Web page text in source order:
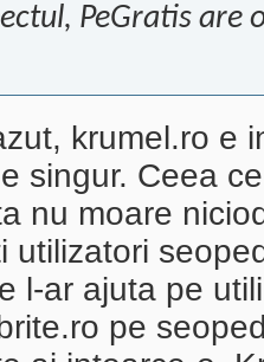
PeGratis are
krumel.ro e
singur. Ceea
nu moare
utilizatori
l-ar ajuta pe
pe